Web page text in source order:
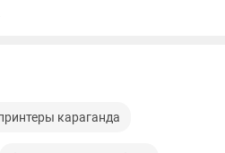
караганда